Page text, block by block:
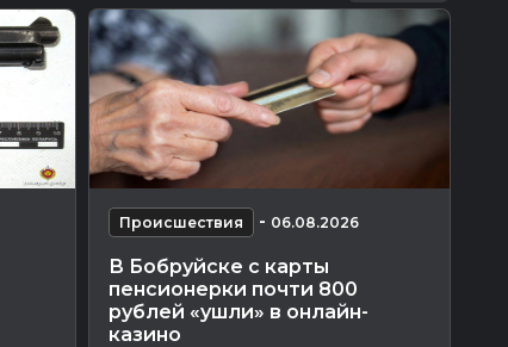
Происшествия - 06.08.2026
В Бобруйске с карты
пенсионерки почти 800
рублей «ушли» в онлайн-
казино